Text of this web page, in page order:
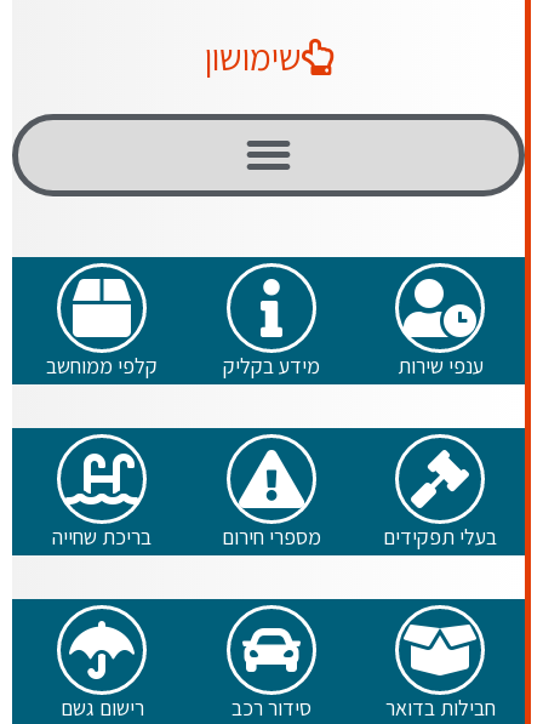
שימושון
ענפי שירות מידע בקליק קלפי ממוחשב
בעלי תפקידים מספרי חירום בריכת שחייה
חבילות בדואר סידור רכב רישום גשם